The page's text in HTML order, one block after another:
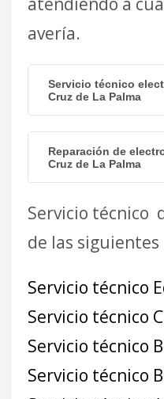
avería.
Servicio técnico
Cruz de La Palma
Reparación de
Cruz de La Palma
Servicio técnico
de las siguientes
Servicio técnico
Servicio técnico
Servicio técnico
Servicio técnico